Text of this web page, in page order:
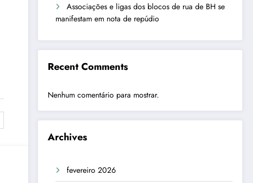
Associações e ligas dos blocos de rua de BH se
manifestam em nota de repúdio
Recent Comments
Nenhum comentário para mostrar.
Archives
fevereiro 2026